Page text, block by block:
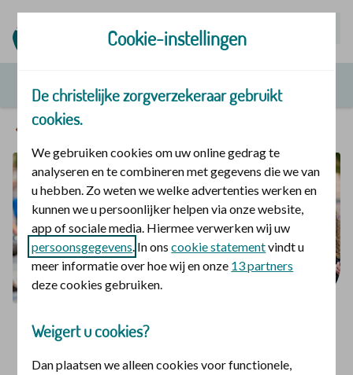
Onze zorgverzekering
Jongeren en studenten
Cookie-instellingen
De christelijke zorgverzekeraar gebruikt
cookies.
We gebruiken cookies om uw online gedrag te
analyseren en te combineren met gegevens die we van
u hebben. Zo weten we welke advertenties werken en
kunnen we u persoonlijker helpen via onze website,
app of sociale media. Hiermee verwerken wij uw
persoonsgegevens. In onscookie statementvindt u
meer informatie over hoe wij en onze 13 partners
deze cookies gebruiken.
Weigert u cookies?
Dan plaatsen we alleen cookies voor functionele,